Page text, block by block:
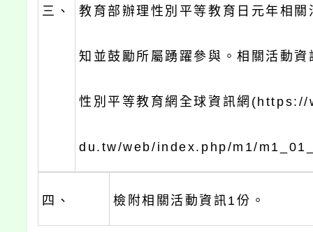
三、 教育部辦理性別平等教育日元年相
知並鼓勵所屬踴躍參與。相關活動
性別平等教育網全球資訊網
du.tw/web/index.php/m1/
四、 檢附相關活動資訊1份。